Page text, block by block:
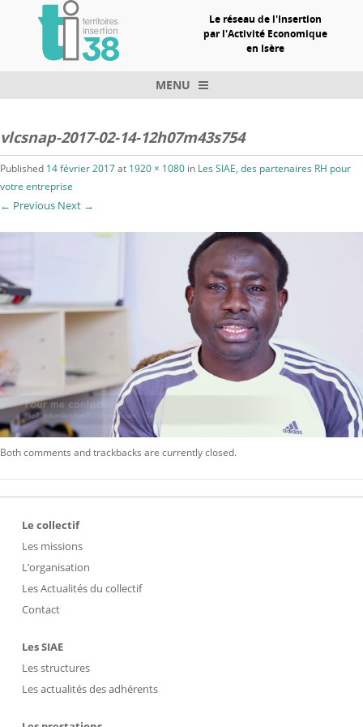
Le réseau de l'Insertion
par l'Activité Economique
en Isère
MENU
vlcsnap-2017-02-14-12h07m43s754
Published 14 février 2017at 1920 × 1080 in Les SIAE, des partenaires RH pour
votre entreprise
← Previous Next →
Both comments and trackbacks are currently closed.
Le collectif
Les missions
L’organisation
Les Actualités du collectif
Contact
Les SIAE
Les structures
Les actualités des adhérents